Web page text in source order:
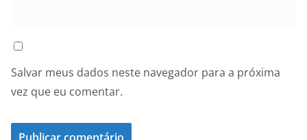
Salvar meus dados neste navegador para a próxima
vez que eu comentar.